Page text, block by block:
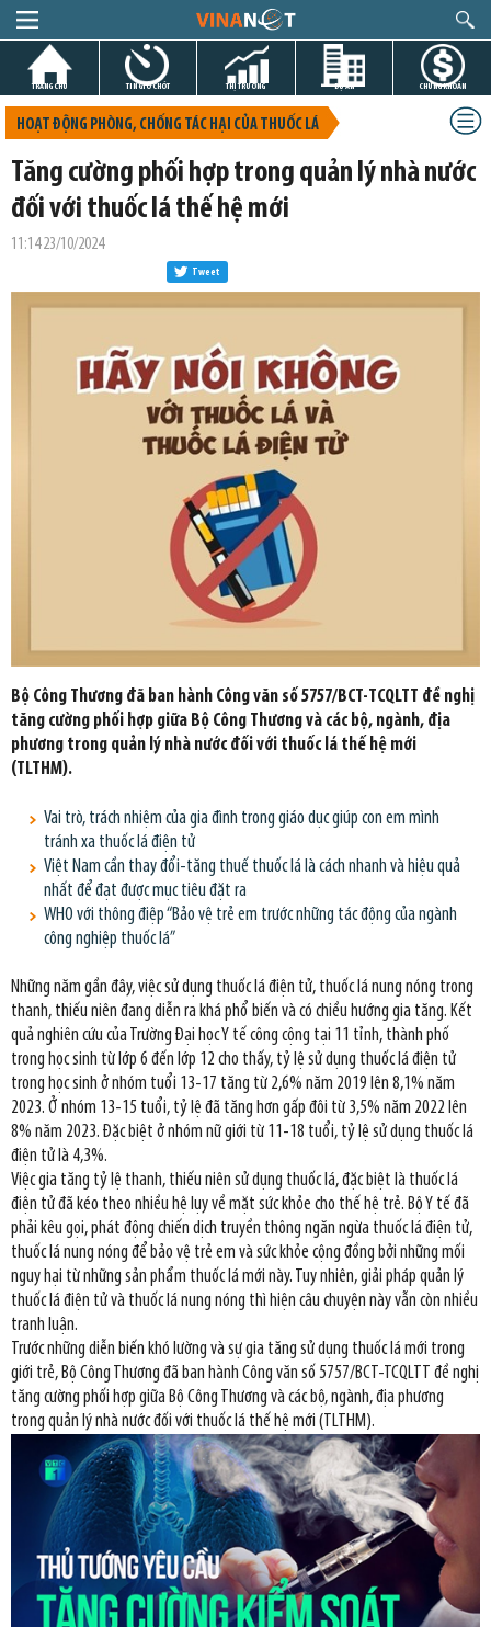
TRANG CHỦ TIN GIỜ CHÓT THỊ TRƯỜNG DỰ ÁN CHỨNG KHOÁN
HOẠT ĐỘNG PHÒNG, CHỐNG TÁC HẠI CỦA THUỐC LÁ
Tăng cường phối hợp trong quản lý nhà nước
đối với thuốc lá thế hệ mới
11:14 23/10/2024
Tweet
Bộ Công Thương đã ban hành Công văn số 5757/BCT-TCQLTT đề nghị
tăng cường phối hợp giữa Bộ Công Thương và các bộ, ngành, địa
phương trong quản lý nhà nước đối với thuốc lá thế hệ mới
(TLTHM).
Vai trò, trách nhiệm của gia đình trong giáo dục giúp con em mình
tránh xa thuốc lá điện tử
Việt Nam cần thay đổi-tăng thuế thuốc lá là cách nhanh và hiệu quả
nhất để đạt được mục tiêu đặt ra
WHO với thông điệp “Bảo vệ trẻ em trước những tác động của ngành
công nghiệp thuốc lá”
Những năm gần đây, việc sử dụng thuốc lá điện tử, thuốc lá nung nóng trong
thanh, thiếu niên đang diễn ra khá phổ biến và có chiều hướng gia tăng. Kết
quả nghiên cứu của Trường Đại học Y tế công cộng tại 11 tỉnh, thành phố
trong học sinh từ lớp 6 đến lớp 12 cho thấy, tỷ lệ sử dụng thuốc lá điện tử
trong học sinh ở nhóm tuổi 13-17 tăng từ 2,6% năm 2019 lên 8,1% năm
2023. Ở nhóm 13-15 tuổi, tỷ lệ đã tăng hơn gấp đôi từ 3,5% năm 2022 lên
8% năm 2023. Đặc biệt ở nhóm nữ giới từ 11-18 tuổi, tỷ lệ sử dụng thuốc lá
điện tử là 4,3%.
Việc gia tăng tỷ lệ thanh, thiếu niên sử dụng thuốc lá, đặc biệt là thuốc lá
điện tử đã kéo theo nhiều hệ lụy về mặt sức khỏe cho thế hệ trẻ. Bộ Y tế đã
phải kêu gọi, phát động chiến dịch truyền thông ngăn ngừa thuốc lá điện tử,
thuốc lá nung nóng để bảo vệ trẻ em và sức khỏe cộng đồng bởi những mối
nguy hại từ những sản phẩm thuốc lá mới này. Tuy nhiên, giải pháp quản lý
thuốc lá điện tử và thuốc lá nung nóng thì hiện câu chuyện này vẫn còn nhiều
tranh luận.
Trước những diễn biến khó lường và sự gia tăng sử dụng thuốc lá mới trong
giới trẻ, Bộ Công Thương đã ban hành Công văn số 5757/BCT-TCQLTT đề nghị
tăng cường phối hợp giữa Bộ Công Thương và các bộ, ngành, địa phương
trong quản lý nhà nước đối với thuốc lá thế hệ mới (TLTHM).